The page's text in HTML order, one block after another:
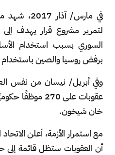
في مارس/
لتمرير مشروع قرار يهدف
السوري بسبب استخدام
برفض روسيا والصين
وفي أبريل/ نيسان من نفس
عقوبات على 270
خان شيخون.
أن العقوبات ستظل قائمة